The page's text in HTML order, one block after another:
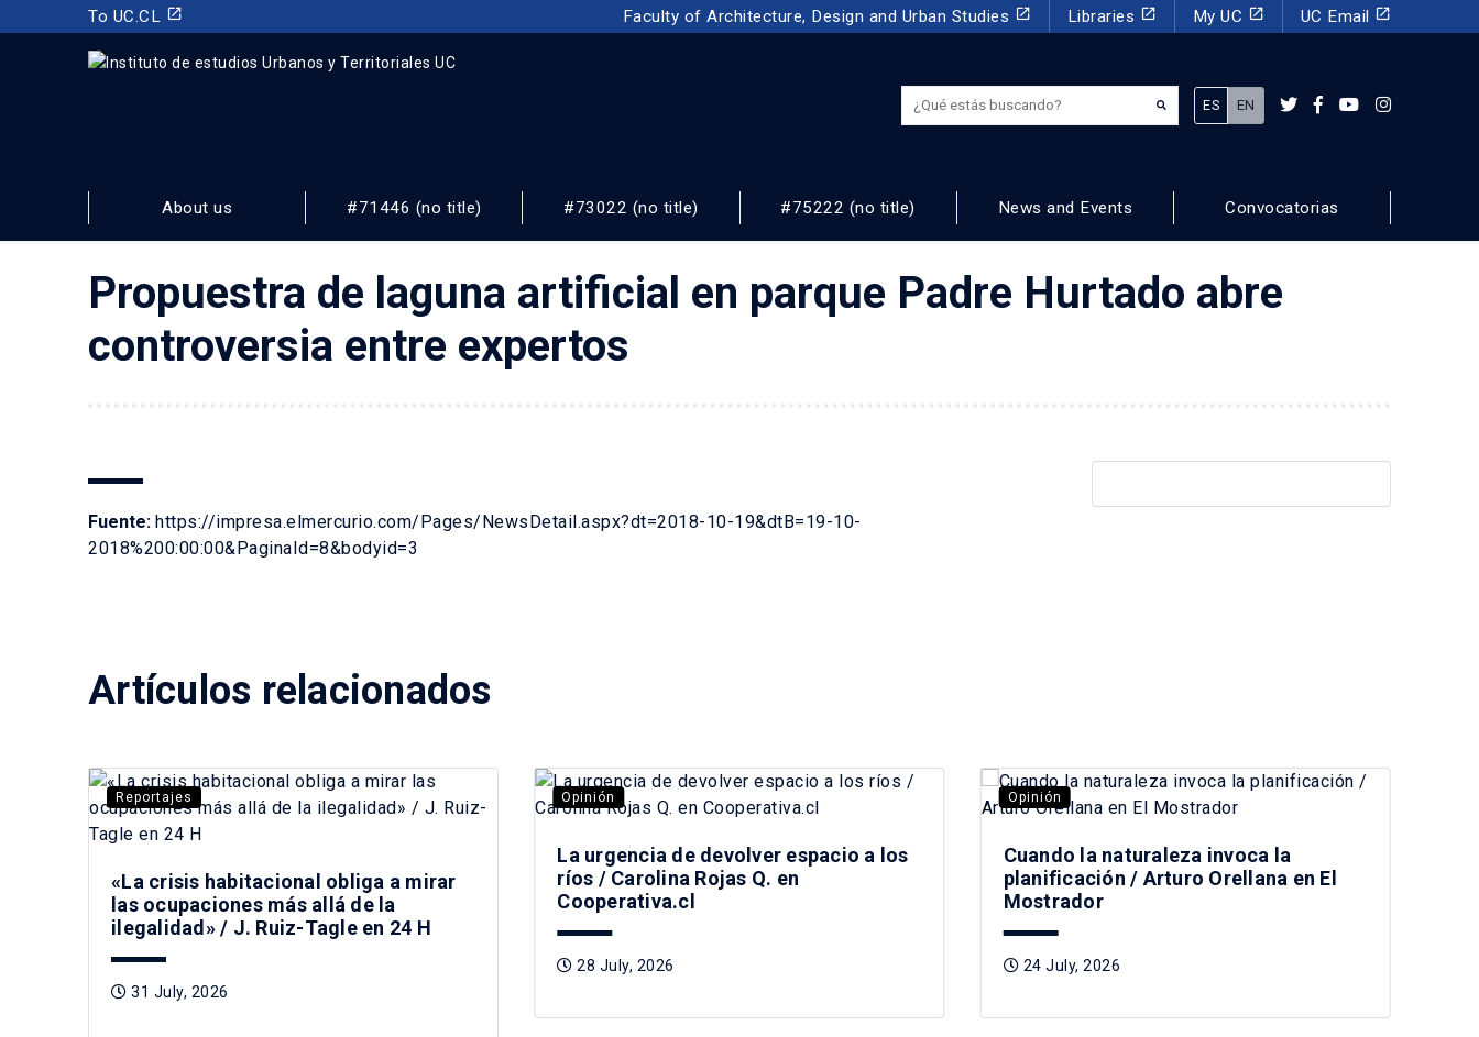
To UC.CL launch Faculty of Architecture, Design and Urban Studies launch Libraries launch My UC launch UC Email launch
Y TERRITORIALES
FACULTAD DE ARQUITECTURA, DISEÑO Y ESTUDIOS URBANOS
¿Qué estás buscando?
ES EN
About us #71446 (no title) #73022 (no title) #75222 (no title) News and Events Convocatorias
Propuestra de laguna artificial en parque Padre Hurtado abre
controversia entre expertos
Fuente: https://impresa.elmercurio.com/Pages/NewsDetail.aspx?dt=2018-10-19&dtB=19-10-
2018%200:00:00&PaginaId=8&bodyid=3
Artículos relacionados
Reportajes
«La crisis habitacional obliga a mirar
las ocupaciones más allá de la
ilegalidad» / J. Ruiz-Tagle en 24 H
31 July, 2026
Opinión
La urgencia de devolver espacio a los
ríos / Carolina Rojas Q. en
Cooperativa.cl
28 July, 2026
Opinión
Cuando la naturaleza invoca la
planificación / Arturo Orellana en El
Mostrador
24 July, 2026